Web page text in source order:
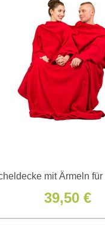
mit Ärmeln
39,50 €